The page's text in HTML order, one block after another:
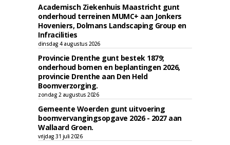
Academisch Ziekenhuis Maastricht gunt
onderhoud terreinen MUMC+ aan Jonkers
Hoveniers, Dolmans Landscaping Group en
Infracilities
dinsdag 4 augustus 2026
Provincie Drenthe gunt bestek 1879;
onderhoud bomen en beplantingen 2026,
provincie Drenthe aan Den Held
Boomverzorging.
zondag 2 augustus 2026
Gemeente Woerden gunt uitvoering
boomvervangingsopgave 2026 - 2027 aan
Wallaard Groen.
vrijdag 31 juli 2026